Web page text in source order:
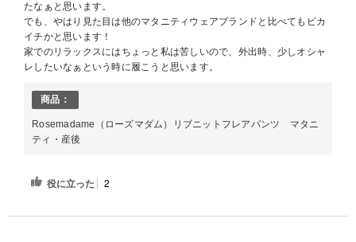
たなぁと思います。
でも、やはり見た目は他のマタニティウェアブランドと比べてもピカ
イチかと思います！
家でのリラックスにはちょっと私は苦しいので、外出時、少しオシャ
レしたいなぁという時に履こうと思います。
商品：
Rosemadame（ローズマダム）リブニットフレアパンツ マタニ
ティ・産後
役に立った 2